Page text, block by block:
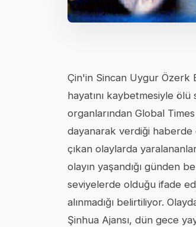
Çin'in Sincan Uygur Özerk
hayatını kaybetmesiyle ölü
organlarından Global
dayanarak verdiği haberde
çıkan olaylarda
olayın yaşandığı günden
seviyelerde olduğu ifade
alınmadığı belirtiliyor.
Şinhua Ajansı, dün gece